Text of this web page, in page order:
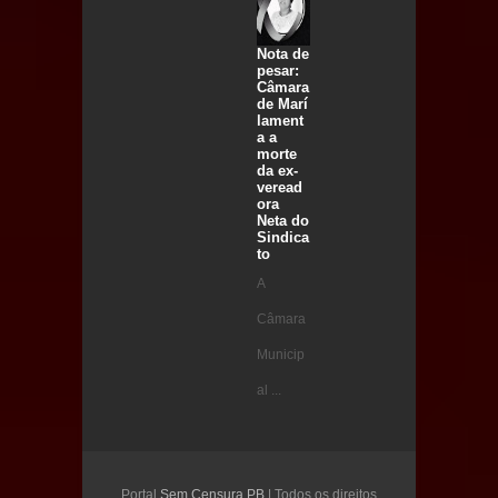
Nota de
pesar:
Câmara
de Marí
lament
a a
morte
da ex-
veread
ora
Neta do
Sindica
to
A
Câmara
Municip
al ...
Portal Sem Censura PB | Todos os direitos